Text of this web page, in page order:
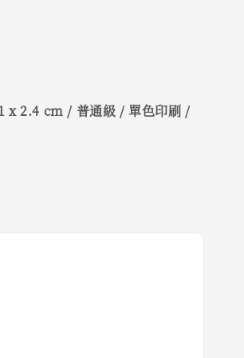
x 2.4 cm / 普通級 / 單色印刷 /